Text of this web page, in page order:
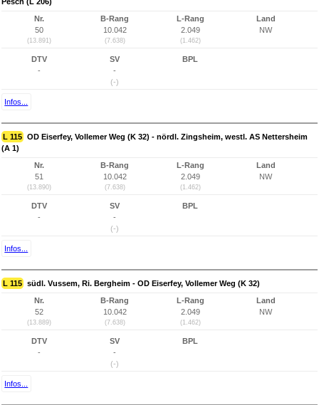
Nr.
50
(13.891)
B-Rang
10.042
(7.638)
L-Rang
2.049
(1.462)
Land
NW
DTV
-
SV
-
(-)
BPL
Infos...
L 115 OD Eiserfey, Vollemer Weg (K 32) - nördl. Zingsheim, westl. AS Nettersheim
(A 1)
Nr.
51
(13.890)
B-Rang
10.042
(7.638)
L-Rang
2.049
(1.462)
Land
NW
DTV
-
SV
-
(-)
BPL
Infos...
L 115 südl. Vussem, Ri. Bergheim - OD Eiserfey, Vollemer Weg (K 32)
Nr.
52
(13.889)
B-Rang
10.042
(7.638)
L-Rang
2.049
(1.462)
Land
NW
DTV
-
SV
-
(-)
BPL
Infos...